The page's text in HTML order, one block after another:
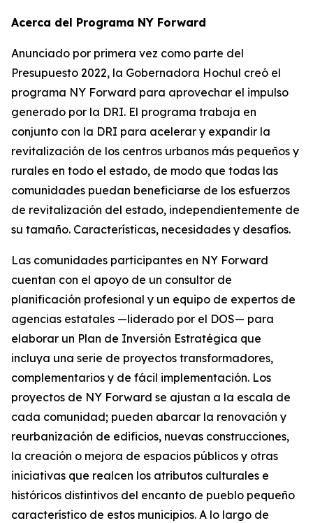
Acerca del Programa NY Forward
Anunciado por primera vez como parte del
Presupuesto 2022, la Gobernadora Hochul creó el
programa NY Forward para aprovechar el impulso
generado por la DRI. El programa trabaja en
conjunto con la DRI para acelerar y expandir la
revitalización de los centros urbanos más pequeños y
rurales en todo el estado, de modo que todas las
comunidades puedan beneficiarse de los esfuerzos
de revitalización del estado, independientemente de
su tamaño. Características, necesidades y desafíos.
Las comunidades participantes en NY Forward
cuentan con el apoyo de un consultor de
planificación profesional y un equipo de expertos de
agencias estatales —liderado por el DOS— para
elaborar un Plan de Inversión Estratégica que
incluya una serie de proyectos transformadores,
complementarios y de fácil implementación. Los
proyectos de NY Forward se ajustan a la escala de
cada comunidad; pueden abarcar la renovación y
reurbanización de edificios, nuevas construcciones,
la creación o mejora de espacios públicos y otras
iniciativas que realcen los atributos culturales e
históricos distintivos del encanto de pueblo pequeño
característico de estos municipios. A lo largo de